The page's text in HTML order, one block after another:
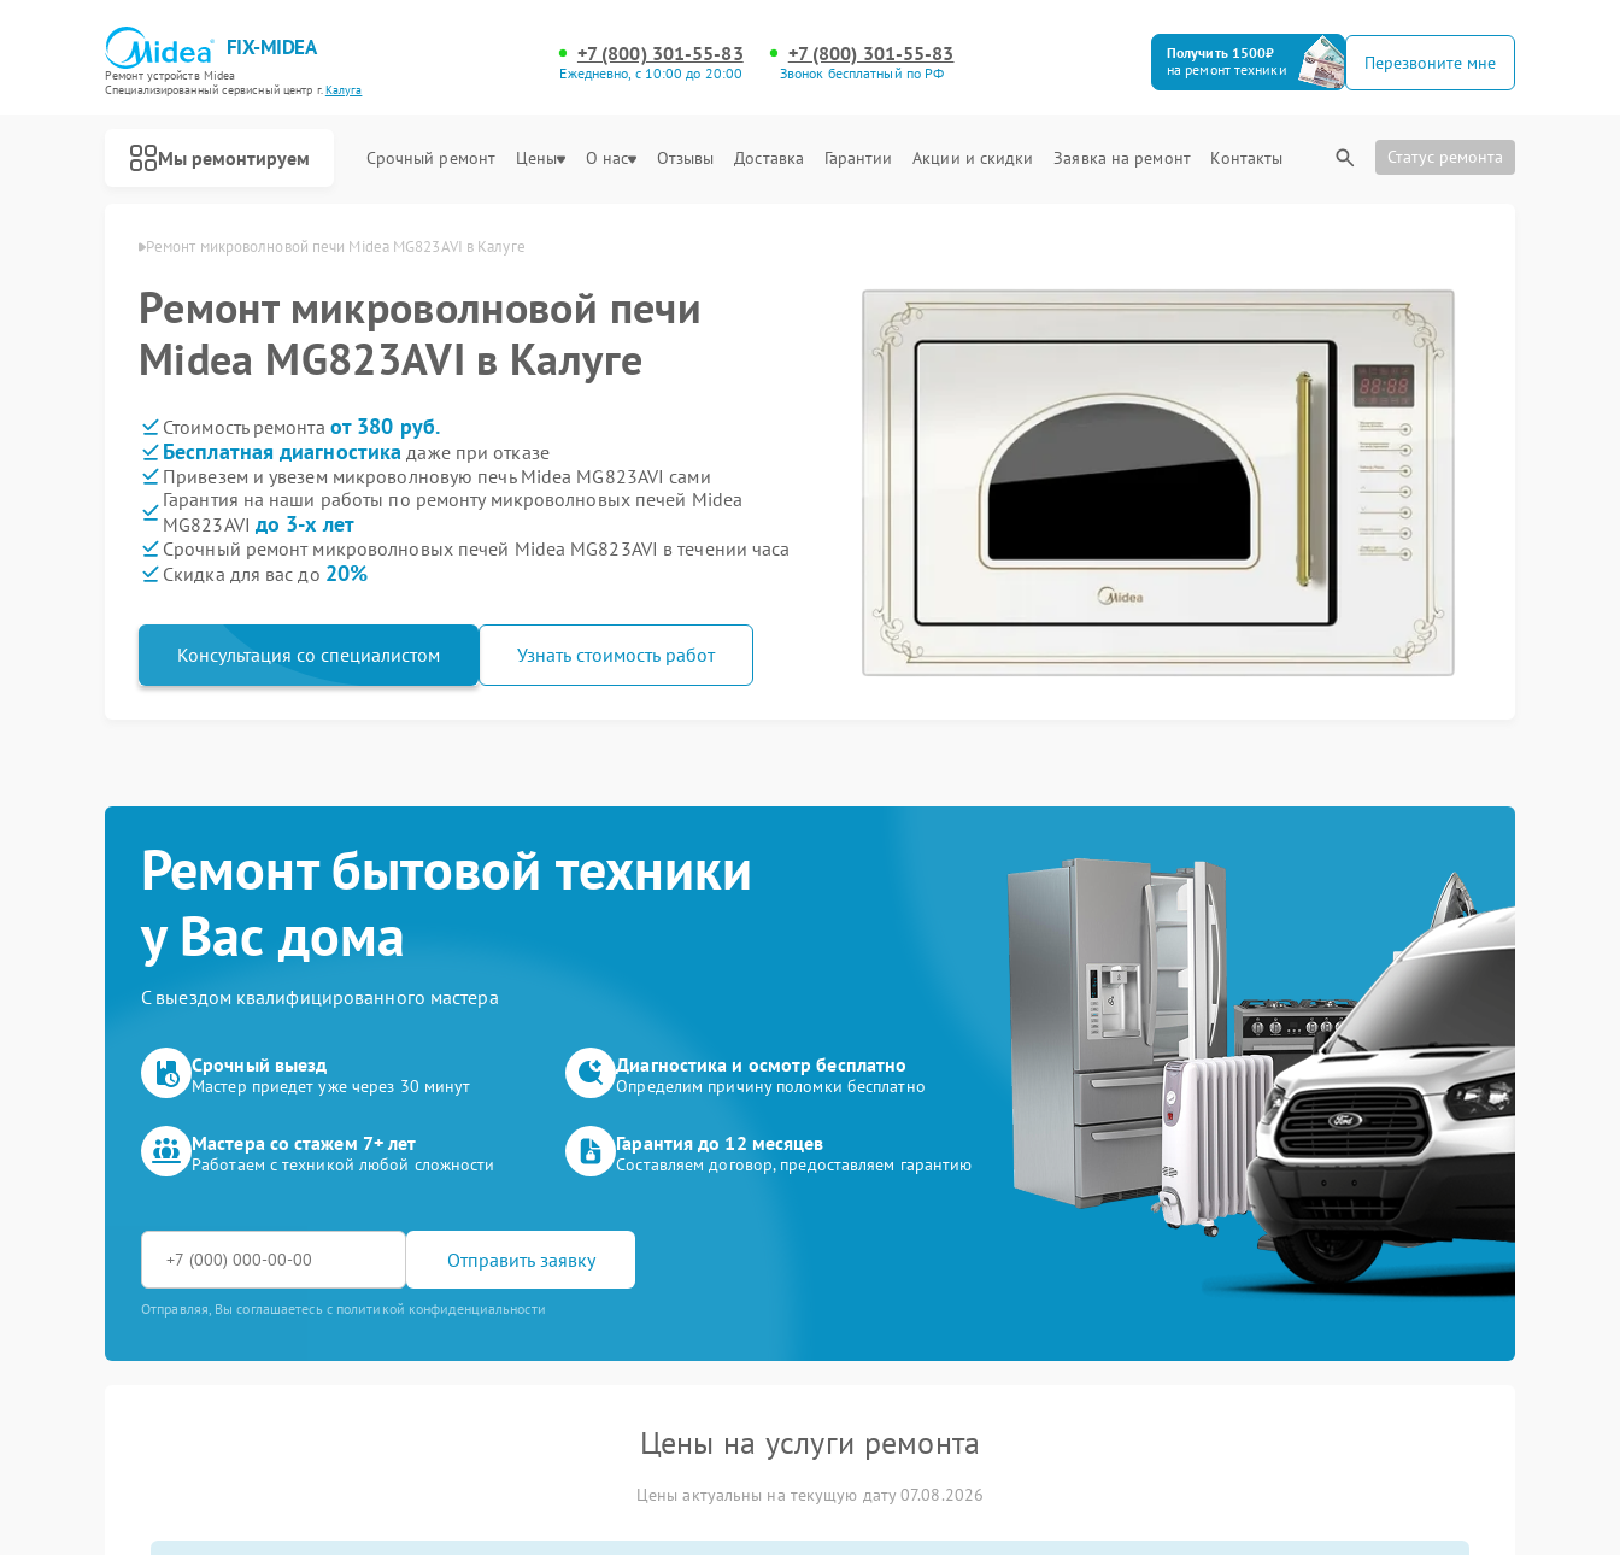
FIX-MIDEA
Ремонт устройств Midea
Специализированный cервисный центр г.Калуга
+7 (800) 301-55-83
Ежедневно, с 10:00 до 20:00
+7 (800) 301-55-83
Звонок бесплатный по РФ
Получить 1500₽
на ремонт техники
Перезвоните мне
Мы ремонтируем Срочный ремонт Цены О нас Отзывы Доставка Гарантии Акции и скидки Заявка на ремонт Контакты Статус ремонта
Ремонт микроволновой печи Midea MG823AVI в Калуге
Ремонт микроволновой печи
Midea MG823AVI в Калуге
Стоимость ремонта от 380 руб.
Бесплатная диагностика даже при отказе
Привезем и увезем микроволновую печь Midea MG823AVI сами
Гарантия на наши работы по ремонту микроволновых печей Midea
MG823AVI до 3-х лет
Срочный ремонт микроволновых печей Midea MG823AVI в течении часа
Скидка для вас до 20%
Консультация со специалистом Узнать стоимость работ
Ремонт бытовой техники
у Вас дома
С выездом квалифицированного мастера
Срочный выезд
Мастер приедет уже через 30 минут
Диагностика и осмотр бесплатно
Определим причину поломки бесплатно
Мастера со стажем 7+ лет
Работаем с техникой любой сложности
Гарантия до 12 месяцев
Составляем договор, предоставляем гарантию
Отправить заявку
Отправляя, Вы соглашаетесь с политикой конфиденциальности
Цены на услуги ремонта
Цены актуальны на текущую дату 07.08.2026